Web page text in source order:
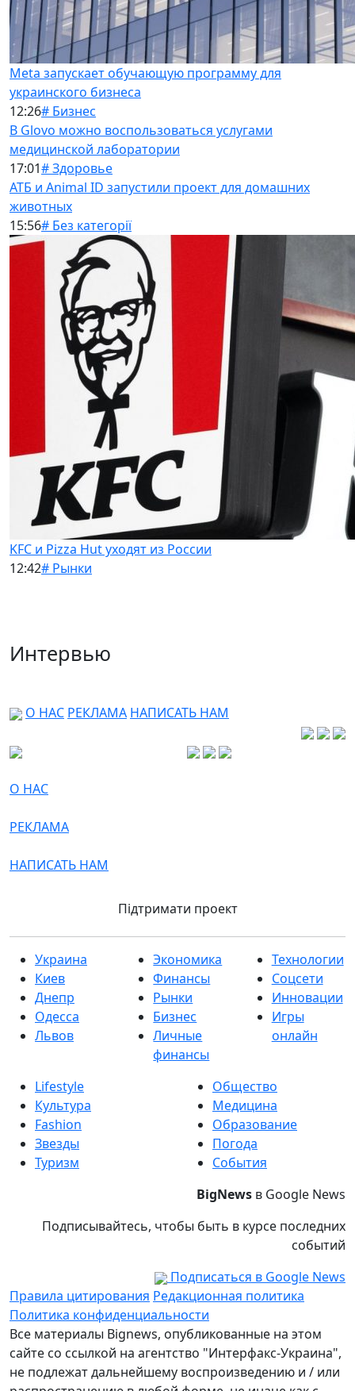
Meta запускает обучающую программу для
украинского бизнеса
12:26# Бизнес
В Glovo можно воспользоваться услугами
медицинской лаборатории
17:01# Здоровье
АТБ и Animal ID запустили проект для домашних
животных
15:56# Без категорії
KFC и Pizza Hut уходят из России
12:42# Рынки
Интервью
О НАС РЕКЛАМА НАПИСАТЬ НАМ
О НАС
РЕКЛАМА
НАПИСАТЬ НАМ
Підтримати проект
Украина
Киев
Днепр
Одесса
Львов
Экономика
Финансы
Рынки
Бизнес
Личные
финансы
Технологии
Соцсети
Инновации
Игры
онлайн
Lifestyle
Культура
Fashion
Звезды
Туризм
Общество
Медицина
Образование
Погода
События
BigNews в Google News
Подписывайтесь, чтобы быть в курсе последних
событий
Подписаться в Google News
Правила цитирования Редакционная политика
Политика конфиденциальности
Все материалы Bignews, опубликованные на этом
сайте со ссылкой на агентство "Интерфакс-Украина",
не подлежат дальнейшему воспроизведению и / или